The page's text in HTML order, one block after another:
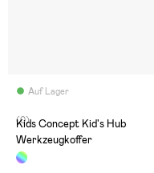
Auf Lager
(0)
Kids Concept Kid's Hub
Werkzeugkoffer